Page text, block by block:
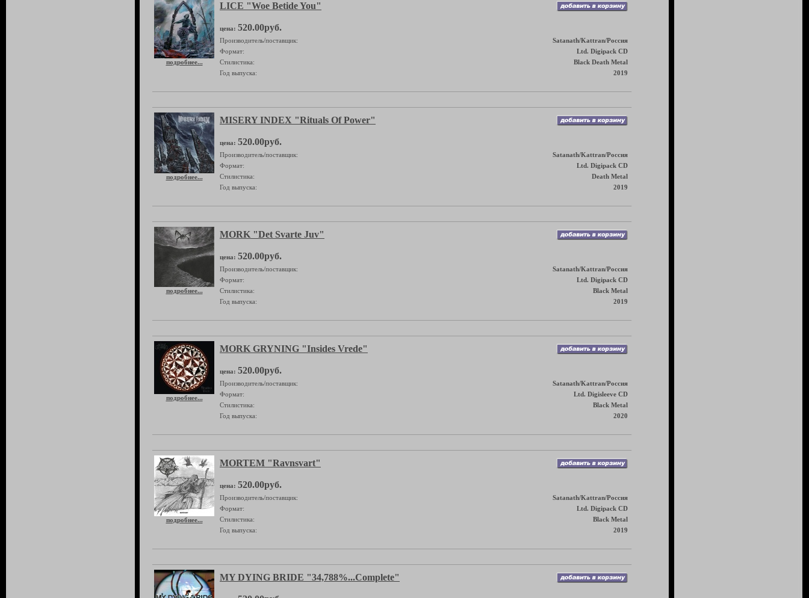
подробнее...
LICE "Woe Betide You"
цена: 520.00руб.
Производитель/поставщик:
Satanath/Kattran/Россия
Формат:
Ltd. Digipack CD
Стилистика:
Black Death Metal
Год выпуска:
2019
подробнее...
MISERY INDEX "Rituals Of Power"
цена: 520.00руб.
Производитель/поставщик:
Satanath/Kattran/Россия
Формат:
Ltd. Digipack CD
Стилистика:
Death Metal
Год выпуска:
2019
подробнее...
MORK "Det Svarte Juv"
цена: 520.00руб.
Производитель/поставщик:
Satanath/Kattran/Россия
Формат:
Ltd. Digipack CD
Стилистика:
Black Metal
Год выпуска:
2019
подробнее...
MORK GRYNING "Insides Vrede"
цена: 520.00руб.
Производитель/поставщик:
Satanath/Kattran/Россия
Формат:
Ltd. Digisleeve CD
Стилистика:
Black Metal
Год выпуска:
2020
подробнее...
MORTEM "Ravnsvart"
цена: 520.00руб.
Производитель/поставщик:
Satanath/Kattran/Россия
Формат:
Ltd. Digipack CD
Стилистика:
Black Metal
Год выпуска:
2019
MY DYING BRIDE "34,788%...Complete"